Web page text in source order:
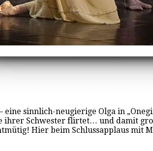
eine sinnlich-neugierige Olga in
ihrer Schwester flirtet… und damit
Hier beim Schlussapplaus mit